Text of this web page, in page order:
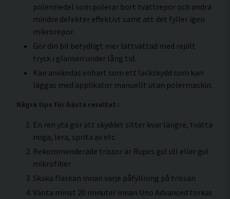
polermedel som polerar bort tvättrepor och andra
mindre defekter effektivt samt att det fyller igen
mikrorepor.
Gör din bil betydligt mer lättvättad med rejält
tryck i glansen under lång tid.
Kan användas enbart som ett lackskydd som kan
läggas med applikator manuellt utan polermaskin.
Några tips för bästa resultat :
En ren yta gör att skyddet sitter kvar längre, tvätta
noga, lera, sprita av etc.
Rekommenderade trissor är Rupes gul ull eller gul
mikrofiber
Skaka flaskan innan varje påfyllning på trissan
Vänta minst 20 minuter innan Uno Advanced torkas